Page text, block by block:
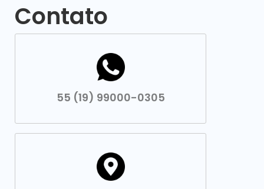
Contato
55 (19) 99000-0305